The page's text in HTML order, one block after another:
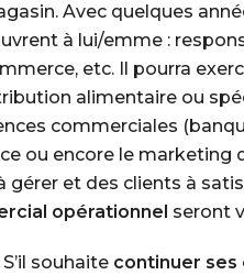
. Avec quelques
à lui/emme :
etc. Il pourra
alimentaire ou
commerciales
ou encore le marketing
et des clients à
opérationnel seront
S’il souhaite continuer ses